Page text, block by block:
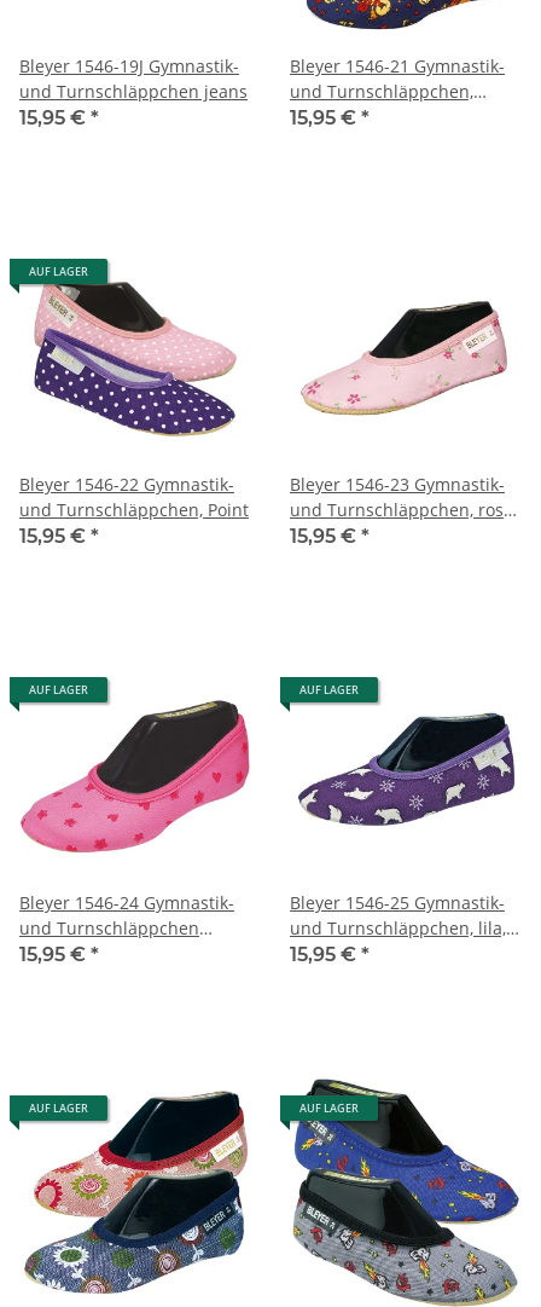
Bleyer 1546-19J Gymnastik-
und Turnschläppchen jeans
15,95 € *
Bleyer 1546-21 Gymnastik-
und Turnschläppchen,
Biene
15,95 € *
AUF LAGER
Bleyer 1546-22 Gymnastik-
und Turnschläppchen, Point
15,95 € *
Bleyer 1546-23 Gymnastik-
und Turnschläppchen, rosé,
Flower
15,95 € *
AUF LAGER
Bleyer 1546-24 Gymnastik-
und Turnschläppchen
Sweet
15,95 € *
AUF LAGER
Bleyer 1546-25 Gymnastik-
und Turnschläppchen, lila,
Knut
15,95 € *
AUF LAGER AUF LAGER